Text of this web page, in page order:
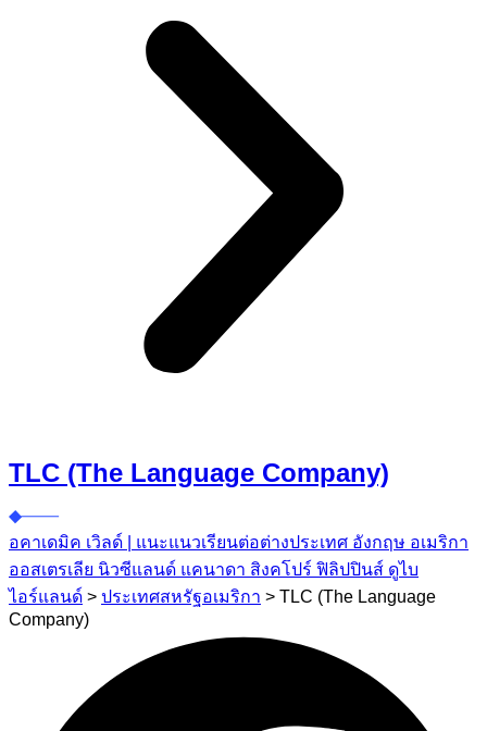
TLC (The Language Company)
อคาเดมิค เวิลด์ | แนะแนวเรียนต่อต่างประเทศ อังกฤษ อเมริกา
ออสเตรเลีย นิวซีแลนด์ แคนาดา สิงคโปร์ ฟิลิปปินส์ ดูไบ
ไอร์แลนด์ > ประเทศสหรัฐอเมริกา > TLC (The Language
Company)